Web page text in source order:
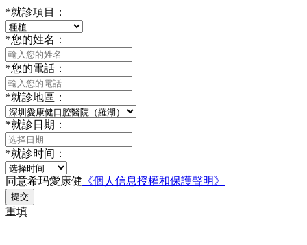
*就診項目：
*您的姓名：
*您的電話：
*就診地區：
*就診日期：
*就診时间：
同意希玛愛康健 《個人信息授權和保護聲明》
提交
重填